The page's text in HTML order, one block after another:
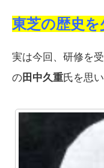
東芝の歴史
実は今回、研修を
の田中久重氏を思